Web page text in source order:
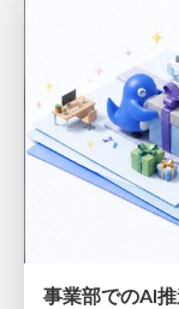
事業部でのAI